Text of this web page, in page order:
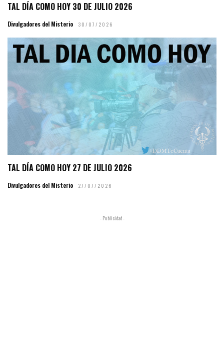
TAL DÍA COMO HOY 30 DE JULIO 2026
Divulgadores del Misterio 30/07/2026
TAL DÍA COMO HOY 27 DE JULIO 2026
Divulgadores del Misterio 27/07/2026
- Publicidad -